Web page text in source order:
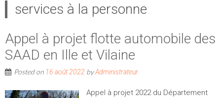
services à la personne
Appel à projet flotte automobile des
SAAD en Ille et Vilaine
Posted on 16 août 2022 byAdministrateur
Appel à projet 2022 du Département